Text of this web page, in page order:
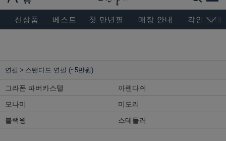
BESEN MASTERPIECE, SINCE 2004
신상품 베스트 첫 만년필 매장 안내 각인 안내
연필 스탠다드 연필 (~5만원)
그라폰 파버카스텔
까렌다쉬
모나미
미도리
블랙윙
스테들러